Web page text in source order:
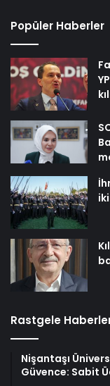
Popüler Haberler
Rastgele
Nişantaşı
Güvence: Sabit